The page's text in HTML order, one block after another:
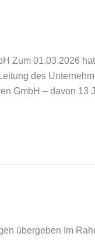
Zum 01.03.2026
des
GmbH – davon
übergeben Im